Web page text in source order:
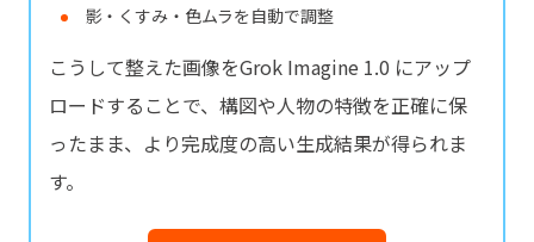
影・くすみ・色ムラを自動で調整
こうして整えた画像をGrok Imagine 1.0 にアップ
ロードすることで、構図や人物の特徴を正確に保
ったまま、より完成度の高い生成結果が得られま
す。